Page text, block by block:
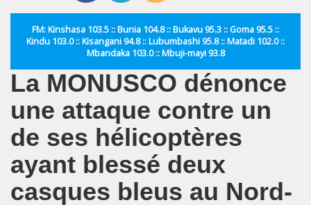
FM: Kinshasa 103.5 :: Bunia 104.8 :: Bukavu 95.3 :: Goma 95.5 ::
Kindu 103.0 :: Kisangani 94.8 :: Lubumbashi 95.8 :: Matadi 102.0 ::
Mbandaka 103.0 :: Mbuji-mayi 93.8
La MONUSCO dénonce
une attaque contre un
de ses hélicoptères
ayant blessé deux
casques bleus au Nord-